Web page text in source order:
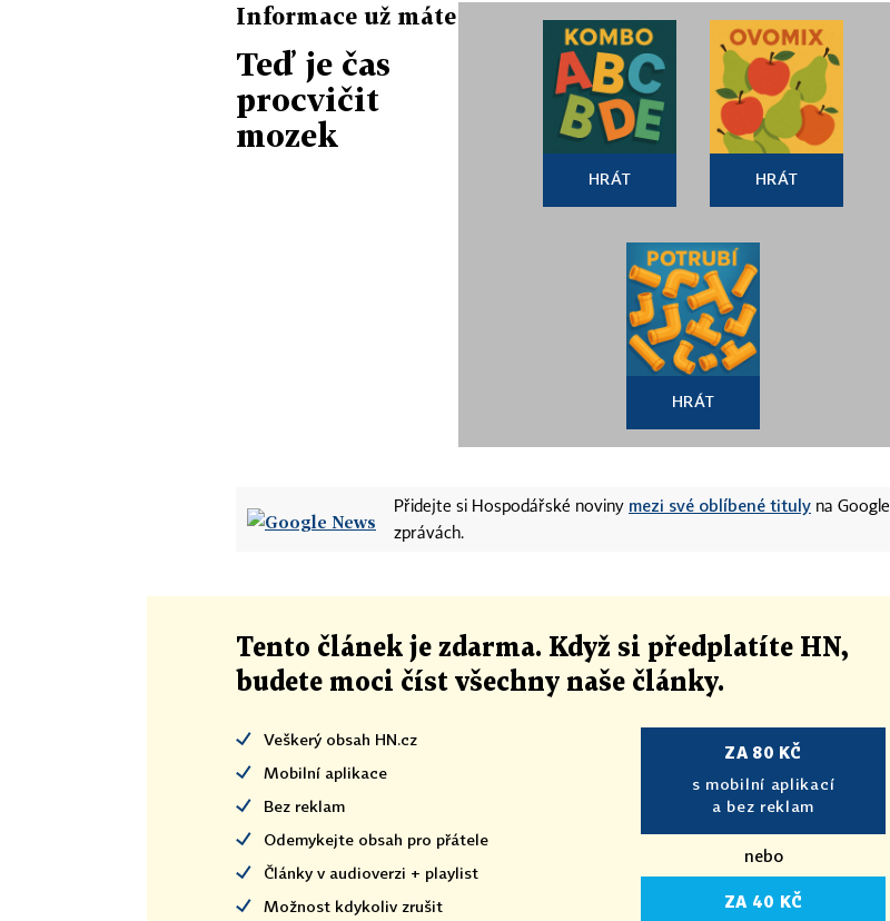
Informace už máte
Teď je čas
procvičit
mozek
HRÁT HRÁT
HRÁT
Přidejte si Hospodářské noviny mezi své oblíbené tituly na Google
zprávách.
Tento článek je zdarma. Když si předplatíte HN,
budete moci číst všechny naše články.
Veškerý obsah HN.cz
Mobilní aplikace
Bez reklam
Odemykejte obsah pro přátele
Články v audioverzi + playlist
Možnost kdykoliv zrušit
ZA 80 KČ
s mobilní aplikací
a bez reklam
nebo
ZA 40 KČ